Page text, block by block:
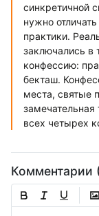
синкретичной
нужно
практики.
заключались в
конфессию:
бекташ.
места, святые
всех четырех
Комментарии